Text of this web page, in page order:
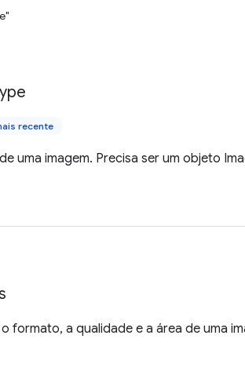
recente
uma imagem. Precisa ser um objeto
formato, a qualidade e a área de uma